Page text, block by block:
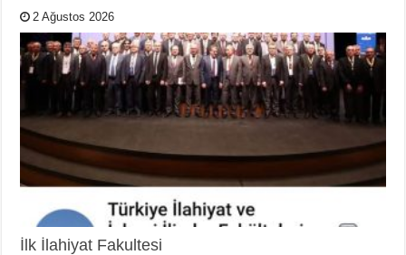
2 Ağustos 2026
İlk İlahiyat Fakultesi